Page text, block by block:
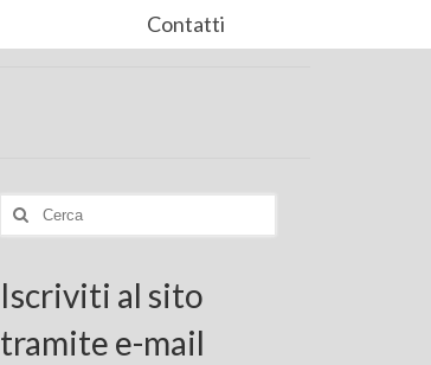
Contatti
Cerca:
Iscriviti al sito
tramite e-mail